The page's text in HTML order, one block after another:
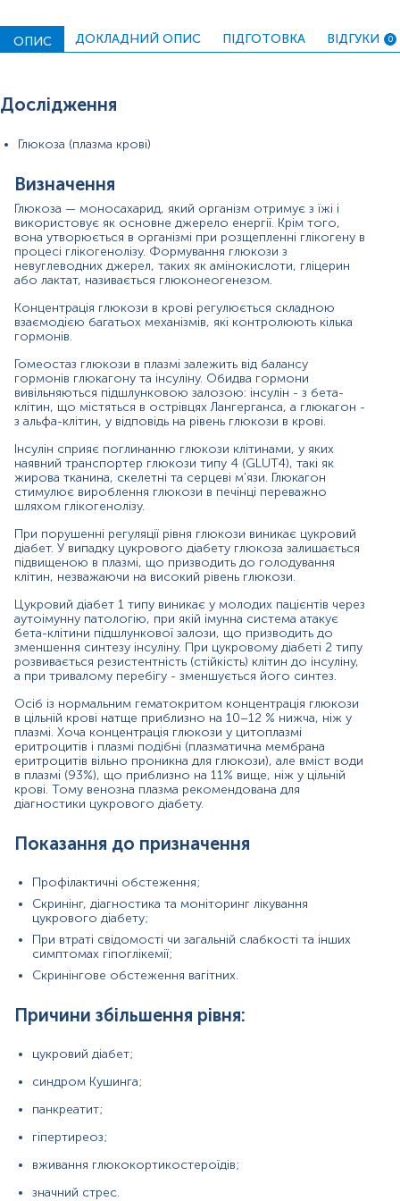
стимулює вироблення глюкози в печінці переважно
шляхом глікогенолізу.
залишається підвищеною в плазмі, що призводить до
глюкози.
через аутоімунну патологію, при якій імунна система
атакує бета-клітини підшлункової залози, що
призводить до зменшення синтезу інсуліну. При
цукровому діабеті 2 типу розвивається резистентність
(стійкість) клітин до інсуліну, а при тривалому перебігу -
зменшується його синтез.
глюкози в цільній крові натще приблизно на 10–12 %
нижча, ніж у плазмі. Хоча концентрація глюкози у
цитоплазмі еритроцитів і плазмі подібні (плазматична
мембрана еритроцитів вільно проникна для глюкози),
але вміст води в плазмі (93%), що приблизно на 11%
вище, ніж у цільній крові. Тому венозна плазма
рекомендована для діагностики цукрового діабету.
Профілактичні обстеження;
Скринінг, діагностика та моніторинг лікування
цукрового діабету;
При втраті свідомості чи загальній слабкості та
інших симптомах гіпоглікемії;
Скринінгове обстеження вагітних.
Причини збільшення рівня:
цукровий діабет;
синдром Кушинга;
панкреатит;
вживання глюкокортикостероїдів;
значний стрес.
Причини зменшення рівня:
гіпоглікемічні стани у людей з цукровим діабетом
пропуску прийому їжі);
захворювання печінки;
захворювання нирок;
гіпотиреоз;
хвороба Аддісона;
Матеріал
плазма крові
Зміст:
Синоніми
ОПИС ДОКЛАДНИЙ ОПИС ПІДГОТОВКА ВІДГУКИ 0
Дослідження
Глюкоза (плазма крові)
Визначення
Глюкоза — моносахарид, який організм отримує з їжі і
використовує як основне джерело енергії. Крім того,
вона утворюється в організмі при розщепленні глікогену в
процесі глікогенолізу. Формування глюкози з
невуглеводних джерел, таких як амінокислоти, гліцерин
або лактат, називається глюконеогенезом.
Концентрація глюкози в крові регулюється складною
взаємодією багатьох механізмів, які контролюють кілька
гормонів.
Гомеостаз глюкози в плазмі залежить від балансу
гормонів глюкагону та інсуліну. Обидва гормони
вивільняються підшлунковою залозою: інсулін - з бета-
клітин, що містяться в острівцях Лангерганса, а глюкагон -
з альфа-клітин, у відповідь на рівень глюкози в крові.
Інсулін сприяє поглинанню глюкози клітинами, у яких
наявний транспортер глюкози типу 4 (GLUT4), такі як
жирова тканина, скелетні та серцеві м'язи. Глюкагон
стимулює вироблення глюкози в печінці переважно
шляхом глікогенолізу.
При порушенні регуляції рівня глюкози виникає цукровий
діабет. У випадку цукрового діабету глюкоза залишається
підвищеною в плазмі, що призводить до голодування
клітин, незважаючи на високий рівень глюкози.
Цукровий діабет 1 типу виникає у молодих пацієнтів через
аутоімунну патологію, при якій імунна система атакує
бета-клітини підшлункової залози, що призводить до
зменшення синтезу інсуліну. При цукровому діабеті 2 типу
розвивається резистентність (стійкість) клітин до інсуліну,
а при тривалому перебігу - зменшується його синтез.
Осіб із нормальним гематокритом концентрація глюкози
в цільній крові натще приблизно на 10–12 % нижча, ніж у
плазмі. Хоча концентрація глюкози у цитоплазмі
еритроцитів і плазмі подібні (плазматична мембрана
еритроцитів вільно проникна для глюкози), але вміст води
в плазмі (93%), що приблизно на 11% вище, ніж у цільній
крові. Тому венозна плазма рекомендована для
діагностики цукрового діабету.
Показання до призначення
Профілактичні обстеження;
Скринінг, діагностика та моніторинг лікування
цукрового діабету;
При втраті свідомості чи загальній слабкості та інших
симптомах гіпоглікемії;
Скринінгове обстеження вагітних.
Причини збільшення рівня:
цукровий діабет;
синдром Кушинга;
панкреатит;
гіпертиреоз;
вживання глюкокортикостероїдів;
значний стрес.